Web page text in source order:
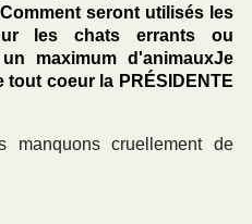
seront utilisés les
les chats errants ou
maximum d'animauxJe
coeur la PRÉSIDENTE
manquons cruellement de